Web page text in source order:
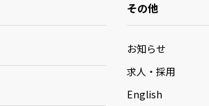
その他
お知らせ
求人・採用
English